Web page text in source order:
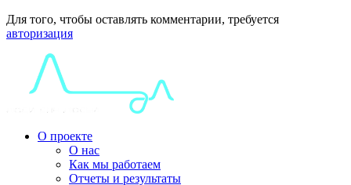
Для того, чтобы оставлять комментарии, требуется
авторизация
О проекте
О нас
Как мы работаем
Отчеты и результаты